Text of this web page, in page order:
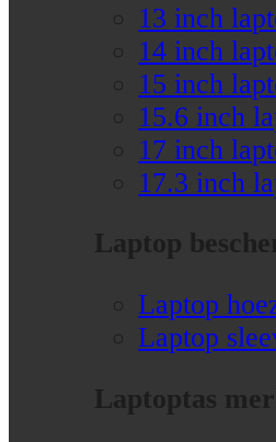
13 inch
14 inch
15 inch
15.6 inch
17 inch
17.3 inch
Laptop
Laptop
Laptop
Laptoptas